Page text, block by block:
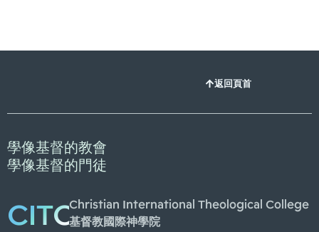
返回頁首
學像基督的教會
學像基督的門徒
CITCChristian International Theological College
基督教國際神學院